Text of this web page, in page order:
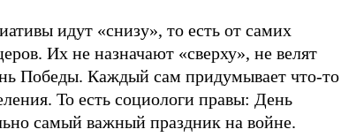
идут «снизу», то есть от самих
Их не назначают «сверху», не велят
Победы. Каждый сам придумывает что-то
То есть социологи правы: День
самый важный праздник на войне.